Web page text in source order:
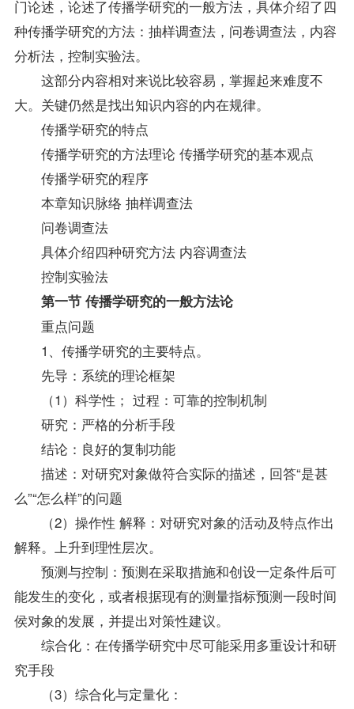
门论述，论述了传播学研究的一般方法，具体介绍了四
种传播学研究的方法：抽样调查法，问卷调查法，内容
分析法，控制实验法。
这部分内容相对来说比较容易，掌握起来难度不
大。关键仍然是找出知识内容的内在规律。
传播学研究的特点
传播学研究的方法理论 传播学研究的基本观点
传播学研究的程序
本章知识脉络 抽样调查法
问卷调查法
具体介绍四种研究方法 内容调查法
控制实验法
第一节 传播学研究的一般方法论
重点问题
1、传播学研究的主要特点。
先导：系统的理论框架
（1）科学性； 过程：可靠的控制机制
研究：严格的分析手段
结论：良好的复制功能
描述：对研究对象做符合实际的描述，回答“是甚
么”“怎么样”的问题
（2）操作性 解释：对研究对象的活动及特点作出
解释。上升到理性层次。
预测与控制：预测在采取措施和创设一定条件后可
能发生的变化，或者根据现有的测量指标预测一段时间
侯对象的发展，并提出对策性建议。
综合化：在传播学研究中尽可能采用多重设计和研
究手段
（3）综合化与定量化：